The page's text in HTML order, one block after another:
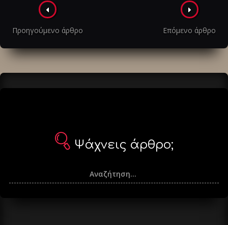
Πλοήγηση
στα
άρθρα
Προηγούμενο άρθρο Επόμενο άρθρο
Ψάχνεις άρθρο;